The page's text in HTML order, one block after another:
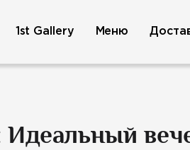
Идеальный
1st Gallery Меню